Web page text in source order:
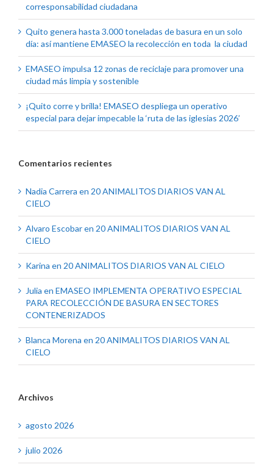
corresponsabilidad ciudadana
Quito genera hasta 3.000 toneladas de basura en un solo
día: así mantiene EMASEO la recolección en toda la ciudad
EMASEO impulsa 12 zonas de reciclaje para promover una
ciudad más limpia y sostenible
¡Quito corre y brilla! EMASEO despliega un operativo
especial para dejar impecable la ‘ruta de las iglesias 2026’
Comentarios recientes
Nadia Carrera en 20 ANIMALITOS DIARIOS VAN AL
CIELO
Alvaro Escobaren 20 ANIMALITOS DIARIOS VAN AL
CIELO
Karina en 20 ANIMALITOS DIARIOS VAN AL CIELO
Julia en EMASEO IMPLEMENTA OPERATIVO ESPECIAL
PARA RECOLECCIÓN DE BASURA EN SECTORES
CONTENERIZADOS
Blanca Morena en 20 ANIMALITOS DIARIOS VAN AL
CIELO
Archivos
agosto 2026
julio 2026